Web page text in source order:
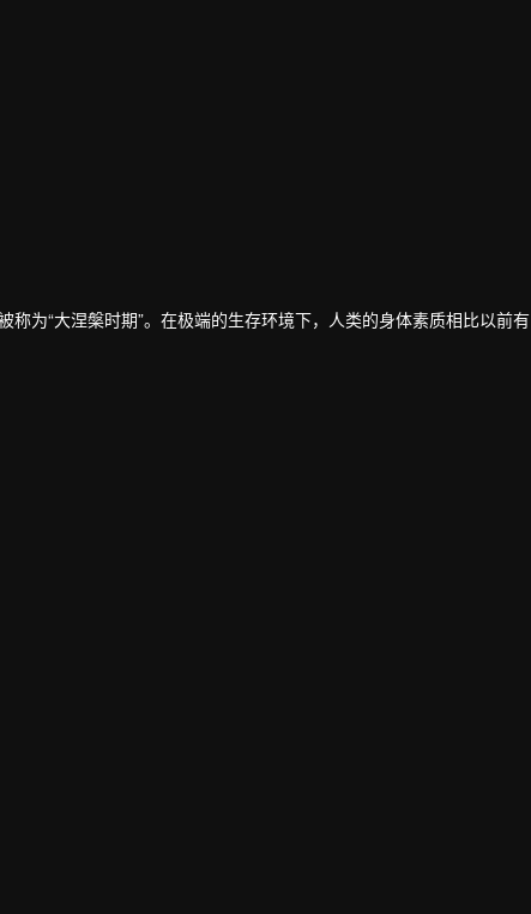
为“大涅槃时期”。在极端的生存环境下，人类的身体素质相比以前有
加的影响。家庭拮据，父母无法给予他更多帮助，只能依靠自己的努